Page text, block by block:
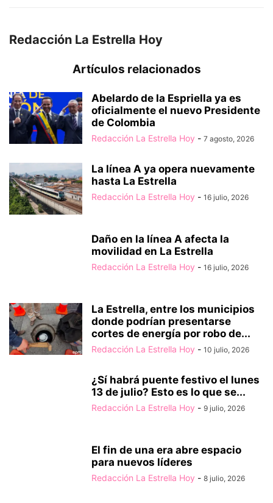
Redacción La Estrella Hoy
Artículos relacionados
Abelardo de la Espriella ya es
oficialmente el nuevo Presidente
de Colombia
Redacción La Estrella Hoy - 7 agosto, 2026
La línea A ya opera nuevamente
hasta La Estrella
Redacción La Estrella Hoy - 16 julio, 2026
Daño en la línea A afecta la
movilidad en La Estrella
Redacción La Estrella Hoy - 16 julio, 2026
La Estrella, entre los municipios
donde podrían presentarse
cortes de energía por robo de...
Redacción La Estrella Hoy - 10 julio, 2026
¿Sí habrá puente festivo el lunes
13 de julio? Esto es lo que se...
Redacción La Estrella Hoy - 9 julio, 2026
El fin de una era abre espacio
para nuevos líderes
Redacción La Estrella Hoy - 8 julio, 2026